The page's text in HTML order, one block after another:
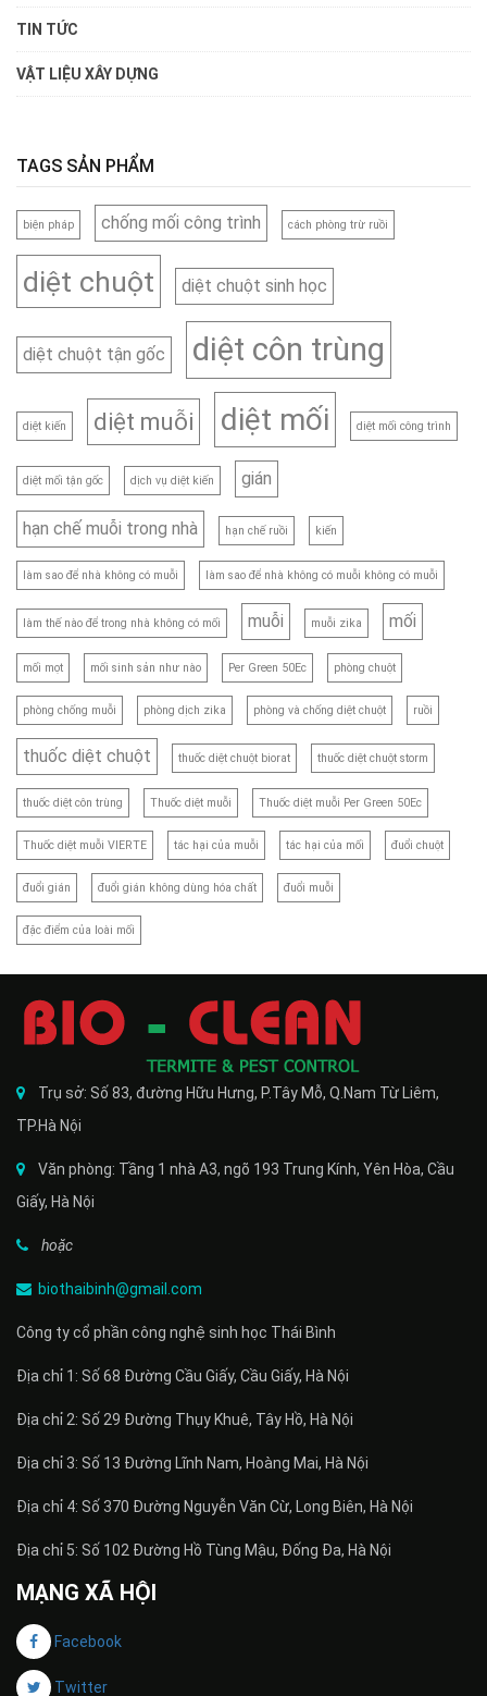
TIN TỨC
VẬT LIỆU XÂY DỰNG
TAGS SẢN PHẨM
biện pháp chống mối công trình cách phòng trừ ruồi
diệt chuột diệt chuột sinh học
diệt chuột tận gốc diệt côn trùng
diệt kiến diệt muỗi diệt mối diệt mối công trình
diệt mối tận gốc dịch vụ diệt kiến gián
hạn chế muỗi trong nhà hạn chế ruồi kiến
làm sao để nhà không có muỗi làm sao để nhà không có muỗi không có muỗi
làm thế nào để trong nhà không có mối muỗi muỗi zika mối
mối mọt mối sinh sản như nào Per Green 50Ec phòng chuột
phòng chống muỗi phòng dịch zika phòng và chống diệt chuột ruồi
thuốc diệt chuột thuốc diệt chuột biorat thuốc diệt chuột storm
thuốc diệt côn trùng Thuốc diệt muỗi Thuốc diệt muỗi Per Green 50Ec
Thuốc diệt muỗi VIERTE tác hại của muỗi tác hại của mối đuổi chuột
đuổi gián đuổi gián không dùng hóa chất đuổi muỗi
đặc điểm của loài mối
Trụ sở: Số 83, đường Hữu Hưng, P.Tây Mỗ, Q.Nam Từ Liêm,
TP.Hà Nội
Văn phòng: Tầng 1 nhà A3, ngõ 193 Trung Kính, Yên Hòa, Cầu
Giấy, Hà Nội
hoặc
biothaibinh@gmail.com
Công ty cổ phần công nghệ sinh học Thái Bình
Địa chỉ 1: Số 68 Đường Cầu Giấy, Cầu Giấy, Hà Nội
Địa chỉ 2: Số 29 Đường Thụy Khuê, Tây Hồ, Hà Nội
Địa chỉ 3: Số 13 Đường Lĩnh Nam, Hoàng Mai, Hà Nội
Địa chỉ 4: Số 370 Đường Nguyễn Văn Cừ, Long Biên, Hà Nội
Địa chỉ 5: Số 102 Đường Hồ Tùng Mậu, Đống Đa, Hà Nội
MẠNG XÃ HỘI
Facebook
Twitter